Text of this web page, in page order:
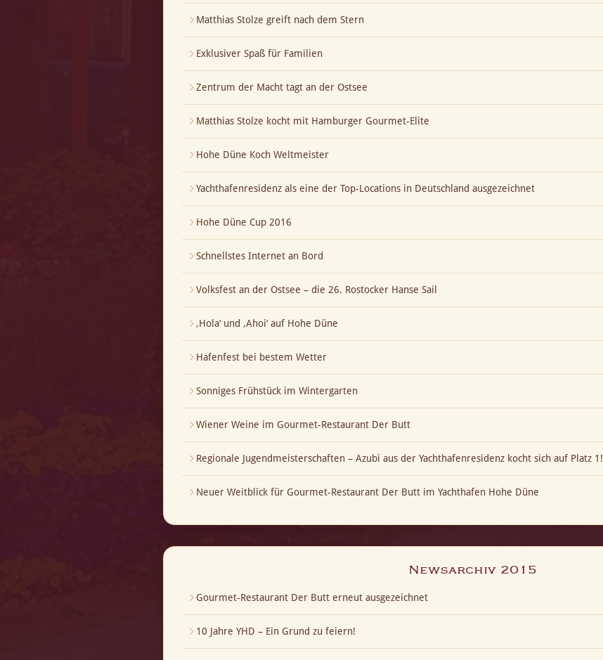
Matthias Stolze greift nach dem Stern
Exklusiver Spaß für Familien
Zentrum der Macht tagt an der Ostsee
Matthias Stolze kocht mit Hamburger Gourmet-Elite
Hohe Düne Koch Weltmeister
Yachthafenresidenz als eine der Top-Locations in Deutschland ausgezeichnet
Hohe Düne Cup 2016
Schnellstes Internet an Bord
Volksfest an der Ostsee – die 26. Rostocker Hanse Sail
‚Hola‘ und ‚Ahoi‘ auf Hohe Düne
Hafenfest bei bestem Wetter
Sonniges Frühstück im Wintergarten
Wiener Weine im Gourmet-Restaurant Der Butt
Regionale Jugendmeisterschaften – Azubi aus der Yachthafenresidenz kocht sich auf Platz 1!
Neuer Weitblick für Gourmet-Restaurant Der Butt im Yachthafen Hohe Düne
Newsarchiv 2015
Gourmet-Restaurant Der Butt erneut ausgezeichnet
10 Jahre YHD – Ein Grund zu feiern!